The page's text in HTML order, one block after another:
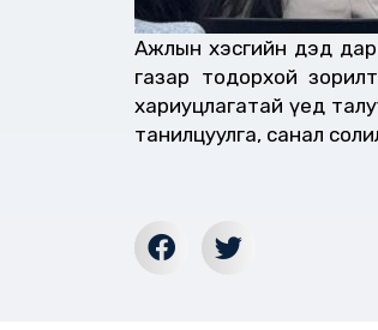
Ажлын хэсгийн дэд
газар тодорхой
хариуцлагатай үед
танилцуулга, санал